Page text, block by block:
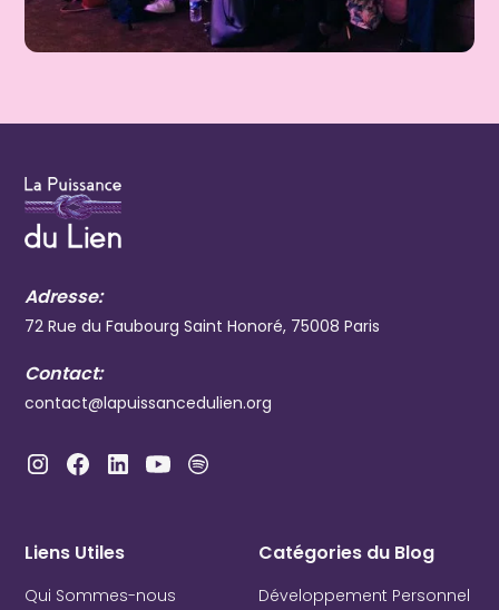
Adresse:
72 Rue du Faubourg Saint Honoré, 75008 Paris
Contact:
contact@lapuissancedulien.org
Liens Utiles
Qui Sommes-nous
Catégories du Blog
Développement Personnel